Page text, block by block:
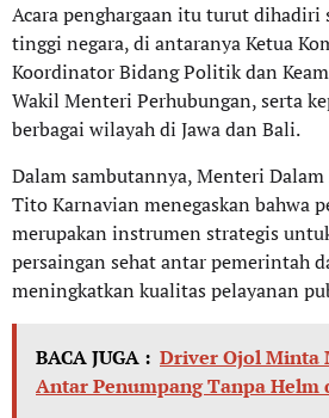
Acara penghargaan itu turut dihadiri
tinggi negara, di antaranya Ketua
Koordinator Bidang Politik dan
Wakil Menteri Perhubungan, serta
berbagai wilayah di Jawa dan Bali.
Dalam sambutannya, Menteri
Tito Karnavian menegaskan bahwa
merupakan instrumen strategis
persaingan sehat antar pemerintah
meningkatkan kualitas pelayanan
BACA JUGA : Driver Ojol Minta
Antar Penumpang Tanpa Helm